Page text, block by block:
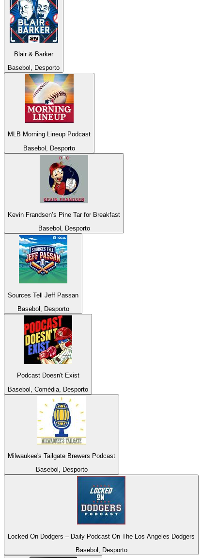
Blair & Barker
Basebol, Desporto
MLB Morning Lineup Podcast
Basebol, Desporto
Kevin Frandsen’s Pine Tar for Breakfast
Basebol, Desporto
Sources Tell Jeff Passan
Basebol, Desporto
Podcast Doesn't Exist
Basebol, Comédia, Desporto
Milwaukee's Tailgate Brewers Podcast
Basebol, Desporto
Locked On Dodgers – Daily Podcast On The Los Angeles Dodgers
Basebol, Desporto